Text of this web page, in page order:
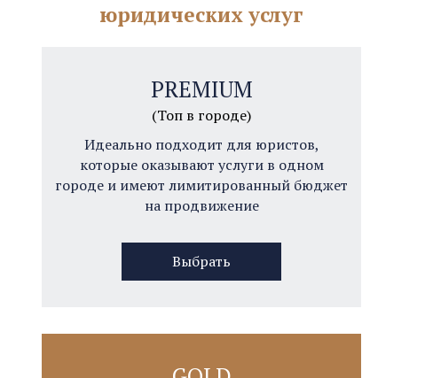
юридических услуг
PREMIUM
(Топ в городе)
Идеально подходит для юристов,
которые оказывают услуги в одном
городе и имеют лимитированный бюджет
на продвижение
Выбрать